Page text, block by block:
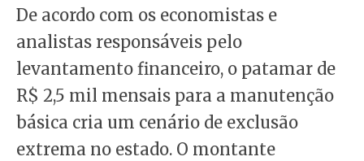
De acordo com os economistas e
analistas responsáveis pelo
levantamento financeiro, o patamar de
R$ 2,5 mil mensais para a manutenção
básica cria um cenário de exclusão
extrema no estado. O montante